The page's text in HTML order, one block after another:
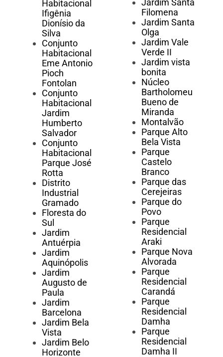
Habitacional
Ifigênia
Dionísio da
Silva
Conjunto
Habitacional
Eme Antonio
Pioch
Fontolan
Conjunto
Habitacional
Jardim
Humberto
Salvador
Conjunto
Habitacional
Parque José
Rotta
Distrito
Industrial
Gramado
Floresta do
Sul
Jardim
Antuérpia
Jardim
Aquinópolis
Jardim
Augusto de
Paula
Jardim
Barcelona
Jardim Bela
Vista
Jardim Belo
Horizonte
Jardim Santa
Filomena
Jardim Santa
Olga
Jardim Vale
Verde II
Jardim vista
bonita
Núcleo
Bartholomeu
Bueno de
Miranda
Montalvão
Parque Alto
Bela Vista
Parque
Castelo
Branco
Parque das
Cerejeiras
Parque do
Povo
Parque
Residencial
Araki
Parque Nova
Alvorada
Parque
Residencial
Carandá
Parque
Residencial
Damha
Parque
Residencial
Damha II